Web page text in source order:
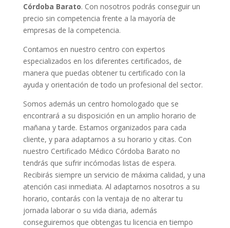
Córdoba Barato. Con nosotros podrás conseguir un
precio sin competencia frente a la mayoría de
empresas de la competencia.
Contamos en nuestro centro con expertos
especializados en los diferentes certificados, de
manera que puedas obtener tu certificado con la
ayuda y orientación de todo un profesional del sector.
Somos además un centro homologado que se
encontrará a su disposición en un amplio horario de
mañana y tarde. Estamos organizados para cada
cliente, y para adaptarnos a su horario y citas. Con
nuestro Certificado Médico Córdoba Barato no
tendrás que sufrir incómodas listas de espera.
Recibirás siempre un servicio de máxima calidad, y una
atención casi inmediata. Al adaptarnos nosotros a su
horario, contarás con la ventaja de no alterar tu
jornada laborar o su vida diaria, además
conseguiremos que obtengas tu licencia en tiempo